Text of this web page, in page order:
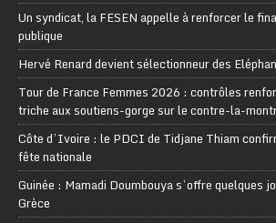
Un syndicat, la FESEN appelle à renforcer le
publique
Hervé Renard devient sélectionneur des
Tour de France Femmes 2026 : contrôles
triche aux soutiens-gorge sur le contre-la-
Côte d’Ivoire : le PDCI de Tidjane Thiam
fête nationale
Guinée : Mamadi Doumbouya s’offre quelques
Grèce